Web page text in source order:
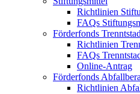
Richtlinien
FAQs
Förderfonds
Richtlinien
FAQs
Online-Antrag
Förderfonds
Richtlinien